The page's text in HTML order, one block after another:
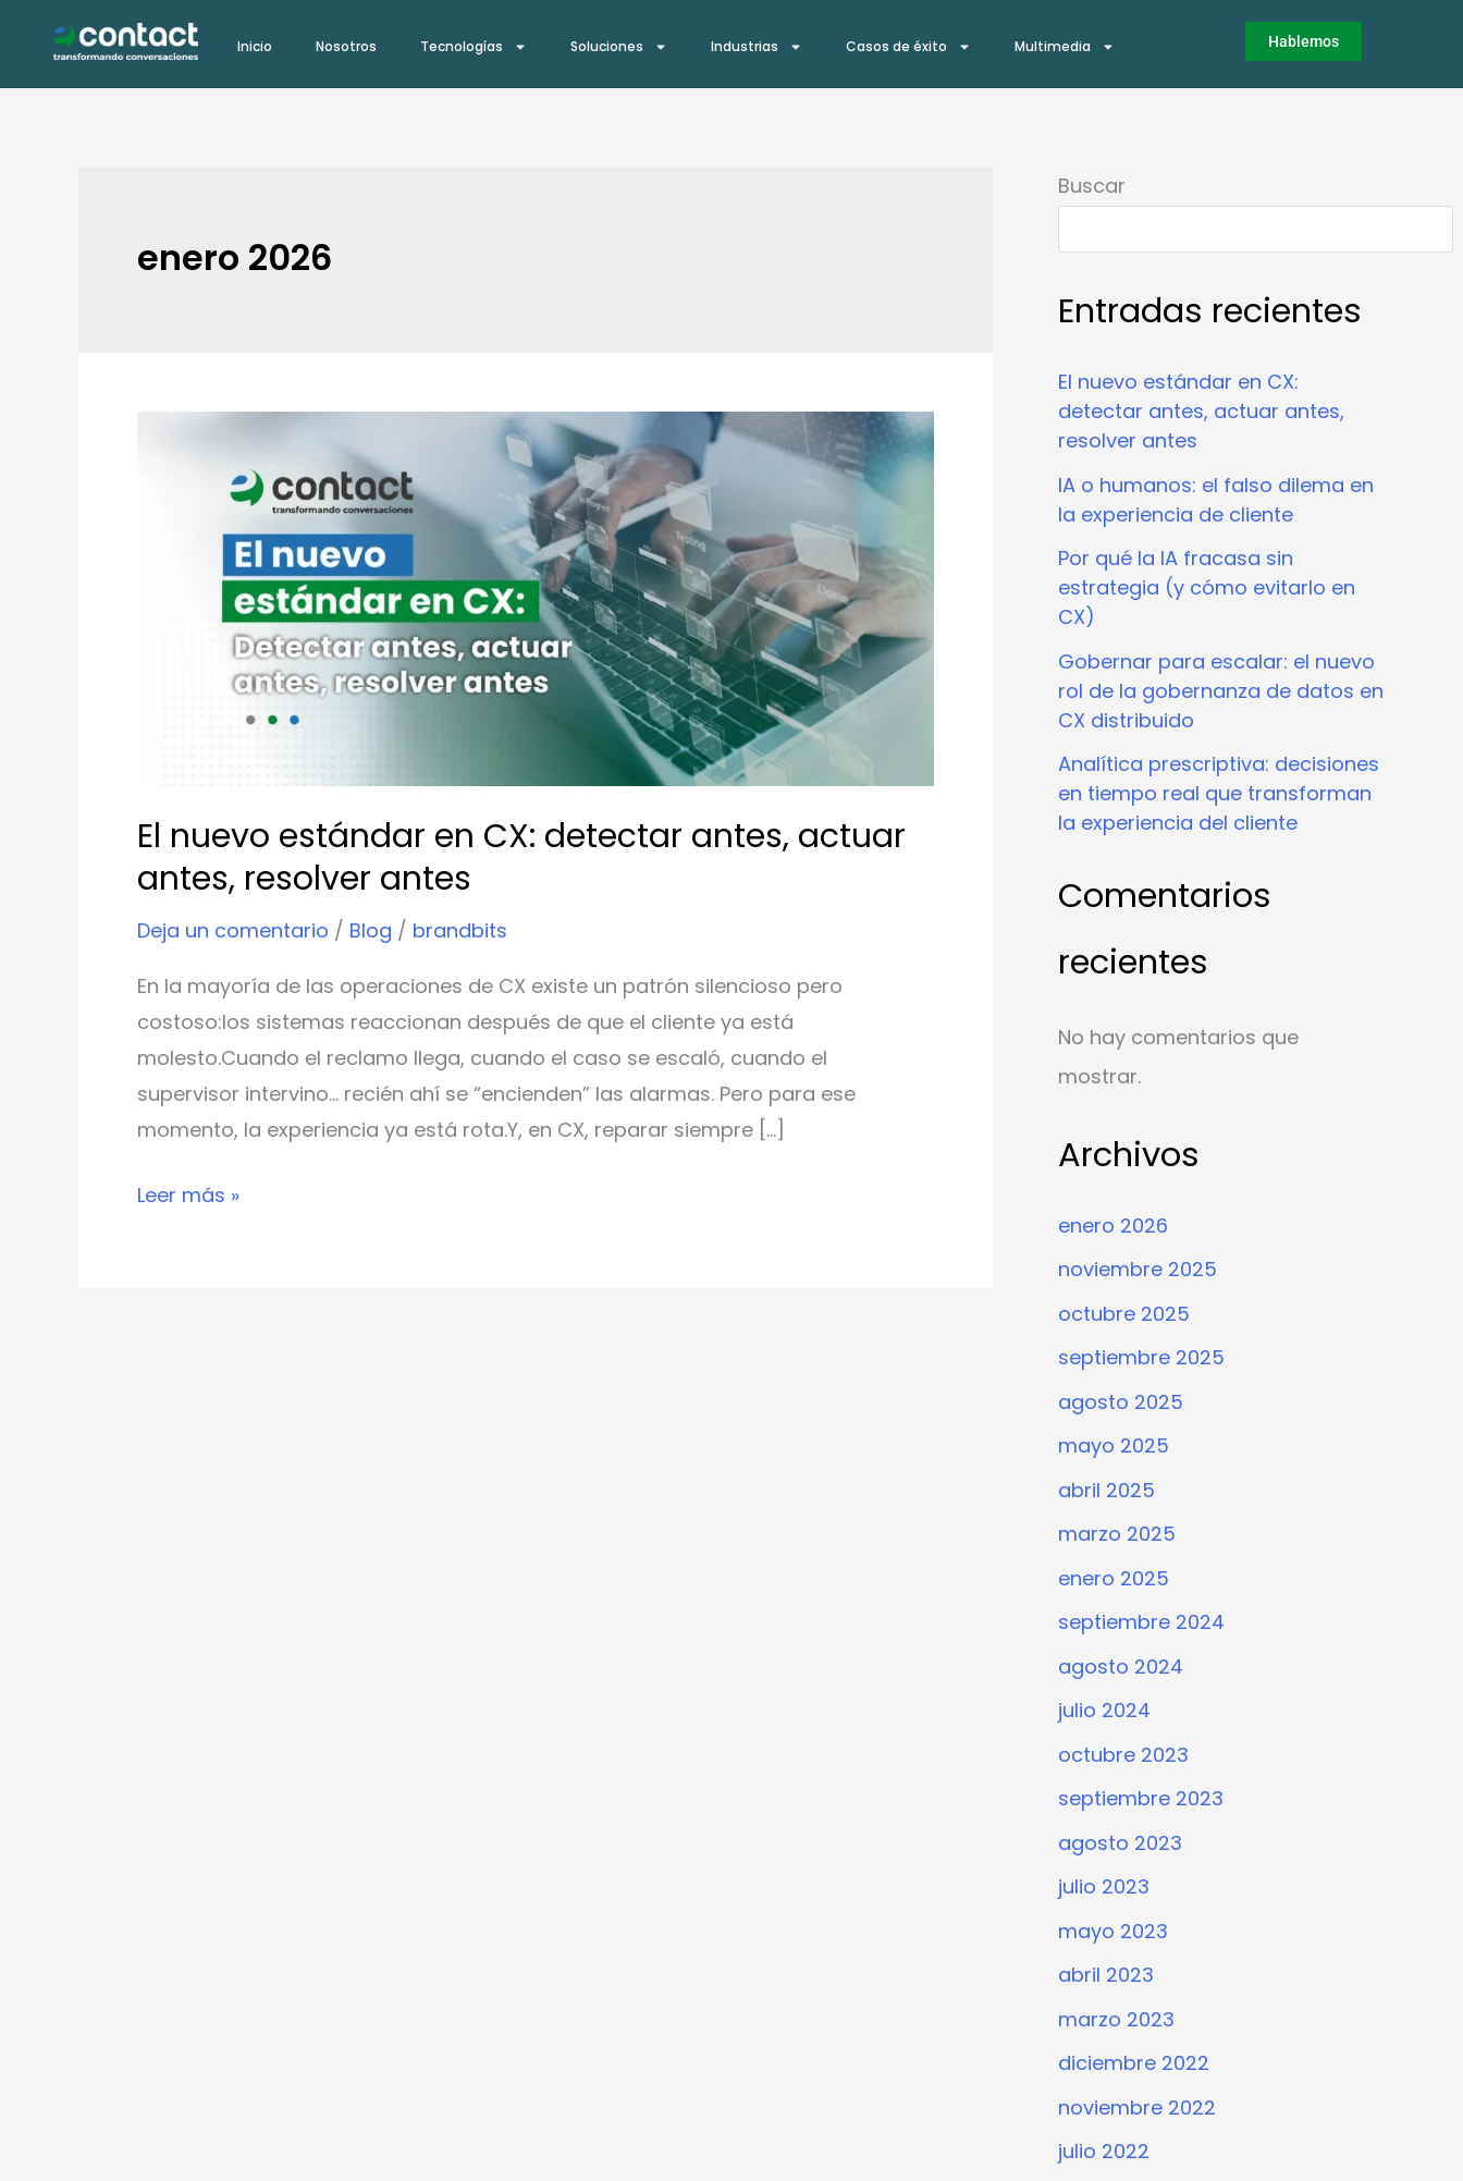
contenido
Inicio Nosotros Tecnologías Soluciones Industrias Casos de éxito Multimedia Hablemos
enero 2026
El nuevo estándar en CX: detectar antes, actuar
antes, resolver antes
Deja un comentario / Blog / brandbits
En la mayoría de las operaciones de CX existe un patrón silencioso pero
costoso:los sistemas reaccionan después de que el cliente ya está
molesto.Cuando el reclamo llega, cuando el caso se escaló, cuando el
supervisor intervino… recién ahí se “encienden” las alarmas. Pero para ese
momento, la experiencia ya está rota.Y, en CX, reparar siempre […]
Leer más »
Buscar
Entradas recientes
El nuevo estándar en CX:
detectar antes, actuar antes,
resolver antes
IA o humanos: el falso dilema en
la experiencia de cliente
Por qué la IA fracasa sin
estrategia (y cómo evitarlo en
CX)
Gobernar para escalar: el nuevo
rol de la gobernanza de datos en
CX distribuido
Analítica prescriptiva: decisiones
en tiempo real que transforman
la experiencia del cliente
Comentarios
recientes
No hay comentarios que
mostrar.
Archivos
enero 2026
noviembre 2025
octubre 2025
septiembre 2025
agosto 2025
mayo 2025
abril 2025
marzo 2025
enero 2025
septiembre 2024
agosto 2024
julio 2024
octubre 2023
septiembre 2023
agosto 2023
julio 2023
mayo 2023
abril 2023
marzo 2023
diciembre 2022
noviembre 2022
julio 2022